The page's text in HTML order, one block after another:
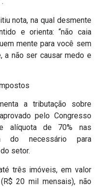
nota, na qual desmente
e orienta: “não caia
mente para você sem
a não ser causar medo e
a tributação sobre
pelo Congresso
alíquota de 70% nas
do necessário para
setor.
três imóveis, em valor
20 mil mensais), não